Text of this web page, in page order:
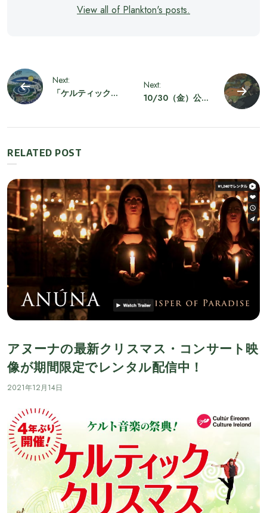
View all of Plankton's posts.
投
稿
ナ
ビ
ゲ
ー
シ
ョ
ン
Next:
「ケルティック・
Next:
10/30（金）公開
ーカー』公開記念
RELATED POST
アヌーナの最新クリスマス・コンサート映
像が期間限定でレンタル配信中！
2021年12月14日